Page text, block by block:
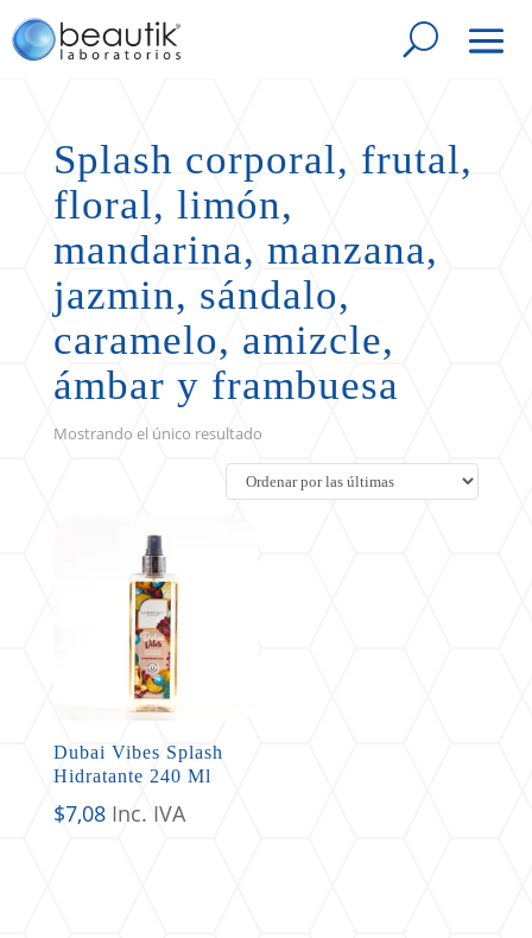
Splash corporal, frutal,
floral, limón,
mandarina, manzana,
jazmin, sándalo,
caramelo, amizcle,
ámbar y frambuesa
Mostrando el único resultado
Dubai Vibes Splash
Hidratante 240 Ml
$7,08 Inc. IVA